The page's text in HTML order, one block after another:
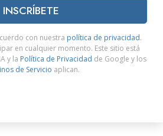
INSCRÍBETE
con nuestra política de privacidad.
en cualquier momento. Este sitio está
y la Política de Privacidad de Google y los
de Servicio aplican.